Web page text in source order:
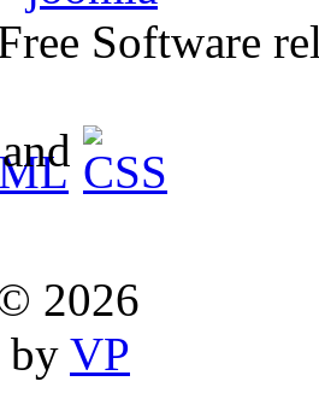
Software
2026
by VP